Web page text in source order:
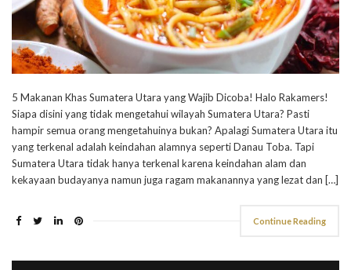
5 Makanan Khas Sumatera Utara yang Wajib Dicoba! Halo Rakamers!
Siapa disini yang tidak mengetahui wilayah Sumatera Utara? Pasti
hampir semua orang mengetahuinya bukan? Apalagi Sumatera Utara itu
yang terkenal adalah keindahan alamnya seperti Danau Toba. Tapi
Sumatera Utara tidak hanya terkenal karena keindahan alam dan
kekayaan budayanya namun juga ragam makanannya yang lezat dan […]
Continue Reading